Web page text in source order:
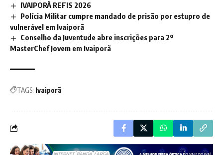
IVAIPORÃ REFIS 2026
Polícia Militar cumpre mandado de prisão por estupro de
vulnerável em Ivaiporã
Conselho da Juventude abre inscrições para 2º
MasterChef Jovem em Ivaiporã
TAGS: Ivaiporã